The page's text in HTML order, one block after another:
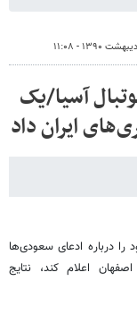
آسیا/یک
ایران داد
درباره ادعای سعودی‌ها
اعلام کند، نتایج